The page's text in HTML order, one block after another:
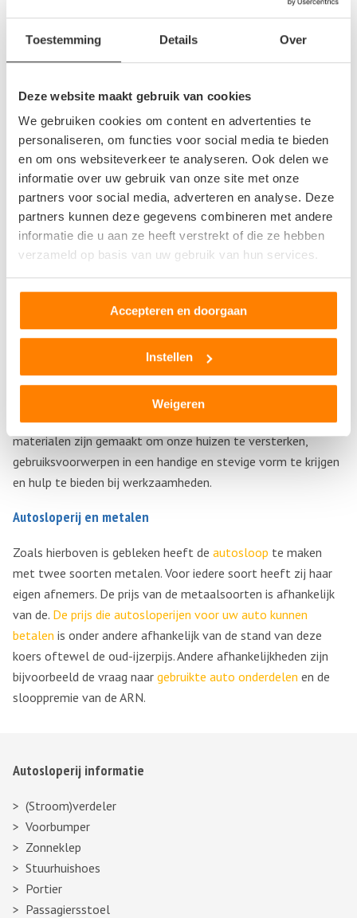
Toestemming Details Over
Deze website maakt gebruik van cookies
We gebruiken cookies om content en advertenties te
personaliseren, om functies voor social media te bieden
en om ons websiteverkeer te analyseren. Ook delen we
informatie over uw gebruik van onze site met onze
partners voor social media, adverteren en analyse. Deze
partners kunnen deze gegevens combineren met andere
informatie die u aan ze heeft verstrekt of die ze hebben
verzameld op basis van uw gebruik van hun services.
Accepteren en doorgaan
Instellen
Weigeren
Non Ferro bevatten, de naam geeft het al weg, geen ijzer.
om tot de non ferro groep te behoren. Er zijn heel wat
metalen die onder non ferro vallen. Zoals bijvoorbeeld,
aluminium, tin, zilver, goud, chroom, koper en zink. Heel wat
mogelijk zelfs rond een vinger, pols of hals dragen.
Aangezien de lijst non ferro metalen vrij groot is, zijn deze
ook nog eens in een onderverdeling geplaatst. Enkele zijn:
edelmetalen, zware metalen, lichte metalen, gegoten
legeringen en gesmeden legeringen.
Legeringen
Legeringen worden vaak gebruikt, zo kunnen de beste
eigenschappen van metalen gecombineerd worden. Je krijgt de
sterkte van de ene legering met de soepelheid van een andere
bepaalde klus kan gebruiken.
In doe het zelf zaken zijn ferro en non ferro materialen te
vinden en ook legeringen die je nodig kan hebben. Deze
materialen zijn gemaakt om onze huizen te versterken,
gebruiksvoorwerpen in een handige en stevige vorm te krijgen
en hulp te bieden bij werkzaamheden.
Autosloperij en metalen
Zoals hierboven is gebleken heeft de autosloop te maken
met twee soorten metalen. Voor iedere soort heeft zij haar
eigen afnemers. De prijs van de metaalsoorten is afhankelijk
van de. De prijs die autosloperijen voor uw auto kunnen
betalen is onder andere afhankelijk van de stand van deze
koers oftewel de oud-ijzerpijs. Andere afhankelijkheden zijn
bijvoorbeeld de vraag naar gebruikte auto onderdelen en de
slooppremie van de ARN.
Autosloperij informatie
(Stroom)verdeler
Voorbumper
Zonneklep
Stuurhuishoes
Portier
Passagiersstoel